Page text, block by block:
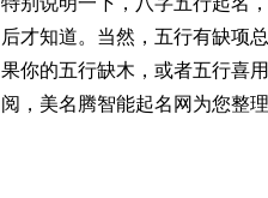
后才知道。当然，五行有缺项
果你的五行缺木，或者五行喜
阅，美名腾智能起名网为您整